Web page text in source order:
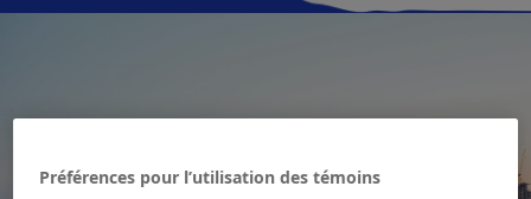
Préférences pour l’utilisation des témoins